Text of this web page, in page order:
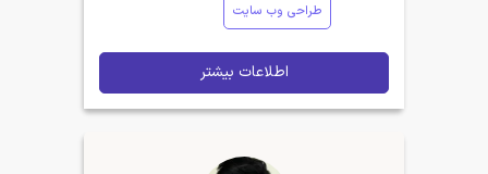
طراحی وب سایت
اطلاعات بیشتر